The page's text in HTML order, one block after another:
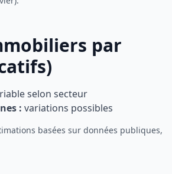
par
selon secteur
: variations possibles
basées sur données publiques,